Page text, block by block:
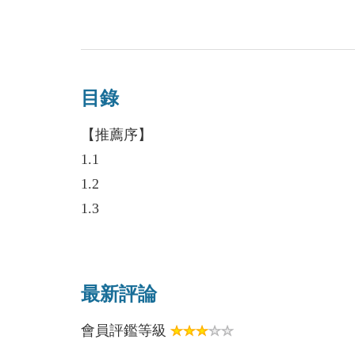
害身亡……
對，沒錯，推理類型中的最大宗：密室推
許多偵探人物玩透玩爛的梗，有那麼多優
出新、颠覆读者的想像？
以前大家寫故事，都會寫英雄、寫美女，
歡，小人物漸漸被放大，屌絲也能成為主
娘和白馬王子之外，那雙遺落在12點鐘的
謎的刺激過程跟共享解秘後的快感，不管
議的密室殺人事件！而哲倫越深入調查，
呢……？
孰為善、孰為惡？因「一時好玩」的小奸
糖衣下的毒藥，竟是如此甜美又苦澀！
目錄
【推薦序】
1.1
1.2
1.3
2.2
2.3
2.4
最新評論
會員評鑑等級